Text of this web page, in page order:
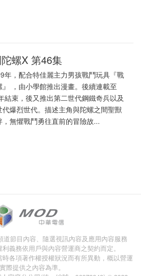
螺X 第46集
年，配合特佳麗主力男孩戰鬥玩具『戰
』 ，由小學館推出漫畫。後續連載至
結束，後又推出第二世代鋼鐵奇兵以及
代爆烈世代。描述主角與陀螺之間聖獸
，無懼戰鬥勇往直前的冒險故...
道節目內容、隨選視訊內容及應用內容服務
義務依用戶與內容營運商之契約而定。
各項著作權授權狀況而有所異動，概以營運
際提供之內容為準。